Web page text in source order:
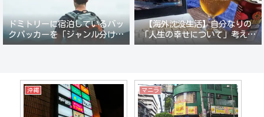
ドミトリーに宿泊しているバッ
クパッカーを「ジャンル分けし
て人間観察」が楽しい。
【海外沈没生活】自分なりの
「人生の幸せについて」考えて
みる。
沖縄 マニラ